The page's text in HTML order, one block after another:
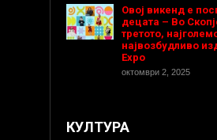
Овој викенд е
децата – Во
третото,
највозбудливо
Expo
октомври 2, 2025
КУЛТУРА